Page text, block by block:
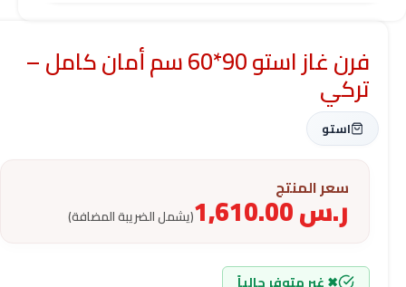
فرن غاز استو 90*60 سم أمان كامل –
تركي
استو
سعر المنتج
ر.س (يشمل الضريبة المضافة)